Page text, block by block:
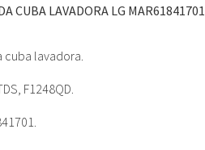
CUBA LAVADORA LG MAR61841701
cuba lavadora.
F1248QD.